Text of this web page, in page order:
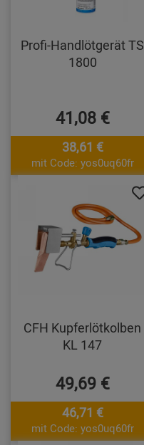
Profi-Handlötgerät TS
1800
41,08 €
38,61 €
mit Code: yos0uq60fr
CFH Kupferlötkolben
KL 147
49,69 €
46,71 €
mit Code: yos0uq60fr